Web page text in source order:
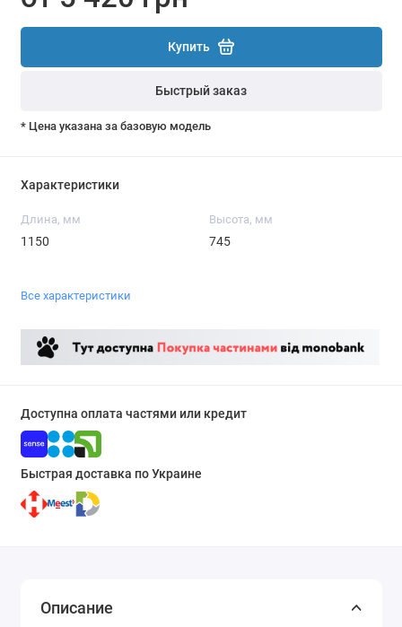
Купить
Быстрый заказ
* Цена указана за базовую модель
Характеристики
Длина, мм
1150
Высота, мм
745
Все характеристики
Доступна оплата частями или кредит
Быстрая доставка по Украине
Описание